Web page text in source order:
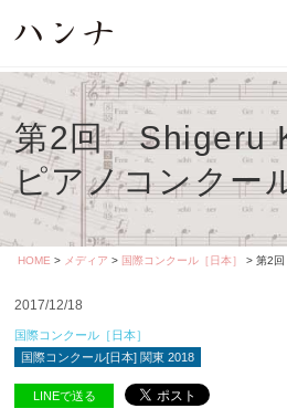
第2回 Shigeru
ピアノコンクー
HOME > メディア > 国際コンクール［日本］ > 第2
2017/12/18
国際コンクール［日本］
国際コンクール[日本] 関東 2018
LINEで送る